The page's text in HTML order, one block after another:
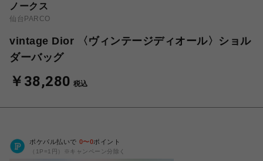
ノークス
仙台PARCO
vintage Dior 〈ヴィンテージディオール〉ショル
ダーバッグ
￥38,280 税込
ポケパル払いで 0〜0ポイント
（1P=1円）※キャンペーン分除く